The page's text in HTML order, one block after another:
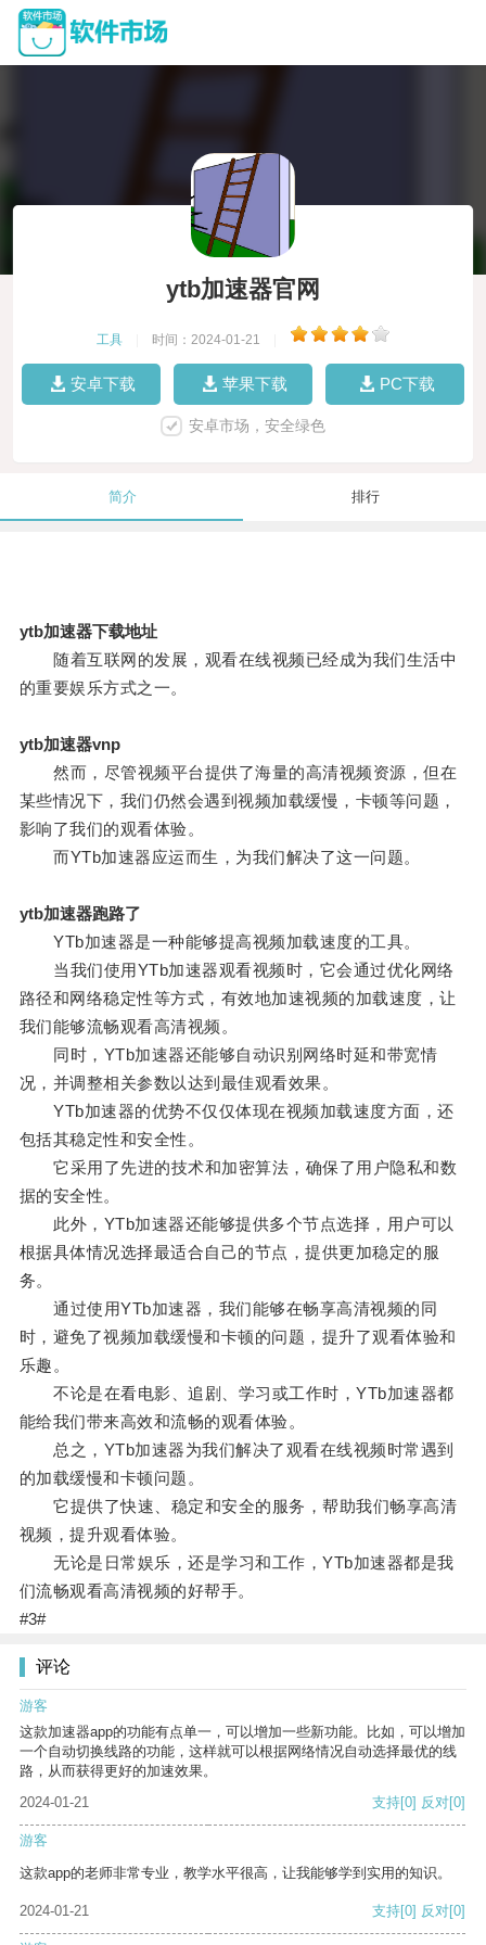
ytb加速器官网
工具 时间：2024-01-21
安卓下载 苹果下载 PC下载
安卓市场，安全绿色
简介 排行
ytb加速器下载地址
随着互联网的发展，观看在线视频已经成为我们生活中
的重要娱乐方式之一。
ytb加速器vnp
然而，尽管视频平台提供了海量的高清视频资源，但在
某些情况下，我们仍然会遇到视频加载缓慢，卡顿等问题，
影响了我们的观看体验。
而YTb加速器应运而生，为我们解决了这一问题。
ytb加速器跑路了
YTb加速器是一种能够提高视频加载速度的工具。
当我们使用YTb加速器观看视频时，它会通过优化网络
路径和网络稳定性等方式，有效地加速视频的加载速度，让
我们能够流畅观看高清视频。
同时，YTb加速器还能够自动识别网络时延和带宽情
况，并调整相关参数以达到最佳观看效果。
YTb加速器的优势不仅仅体现在视频加载速度方面，还
包括其稳定性和安全性。
它采用了先进的技术和加密算法，确保了用户隐私和数
据的安全性。
此外，YTb加速器还能够提供多个节点选择，用户可以
根据具体情况选择最适合自己的节点，提供更加稳定的服
务。
通过使用YTb加速器，我们能够在畅享高清视频的同
时，避免了视频加载缓慢和卡顿的问题，提升了观看体验和
乐趣。
不论是在看电影、追剧、学习或工作时，YTb加速器都
能给我们带来高效和流畅的观看体验。
总之，YTb加速器为我们解决了观看在线视频时常遇到
的加载缓慢和卡顿问题。
它提供了快速、稳定和安全的服务，帮助我们畅享高清
视频，提升观看体验。
无论是日常娱乐，还是学习和工作，YTb加速器都是我
们流畅观看高清视频的好帮手。
#3#
评论
游客
这款加速器app的功能有点单一，可以增加一些新功能。比如，可以增加
一个自动切换线路的功能，这样就可以根据网络情况自动选择最优的线
路，从而获得更好的加速效果。
2024-01-21
支持[0] 反对[0]
游客
这款app的老师非常专业，教学水平很高，让我能够学到实用的知识。
2024-01-21 支持[0] 反对[0]